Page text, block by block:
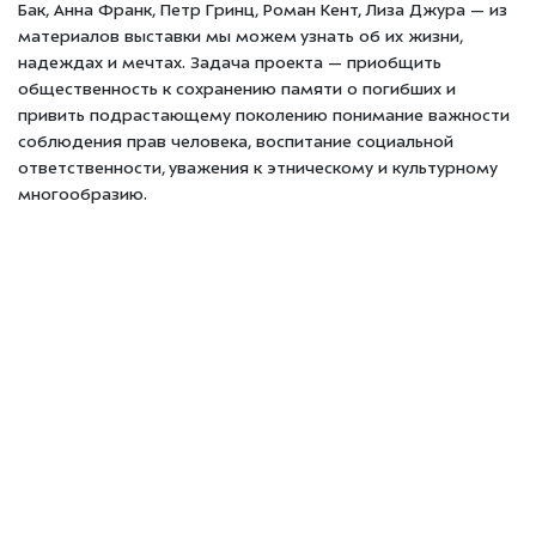
Бак, Анна Франк, Петр Гринц, Роман Кент, Лиза Джура — из
материалов выставки мы можем узнать об их жизни,
надеждах и мечтах. Задача проекта — приобщить
общественность к сохранению памяти о погибших и
привить подрастающему поколению понимание важности
соблюдения прав человека, воспитание социальной
ответственности, уважения к этническому и культурному
многообразию.